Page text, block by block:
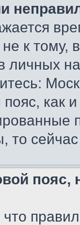
к тому,
личных
как
то
пояс,